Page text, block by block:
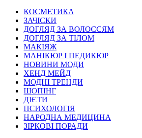
КОСМЕТИКА
ЗАЧІСКИ
ДОГЛЯД ЗА ВОЛОССЯМ
ДОГЛЯД ЗА ТІЛОМ
МАКІЯЖ
МАНІКЮР І ПЕДИКЮР
НОВИНИ МОДИ
ХЕНД МЕЙД
МОДНІ ТРЕНДИ
ШОПІНГ
ДІЄТИ
ПСИХОЛОГІЯ
НАРОДНА МЕДИЦИНА
ЗІРКОВІ ПОРАДИ